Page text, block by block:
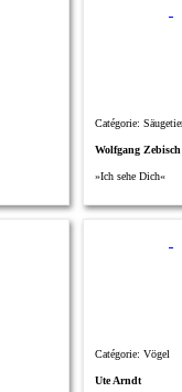
Catégorie:
Wolfgang Zebisch
»Ich sehe Dich«
Catégorie: Vögel
Ute Arndt